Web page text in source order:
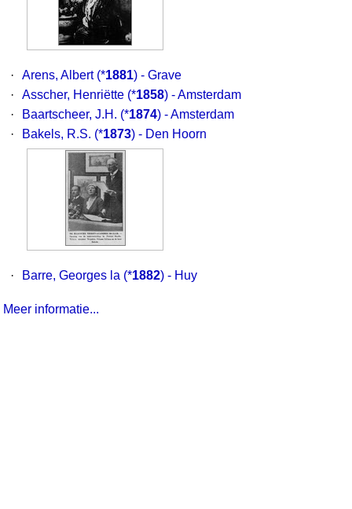
· Arens, Albert (*1881) - Grave
·
Asscher, Henriëtte (*1858) - Amsterdam
·
Baartscheer, J.H. (*1874) - Amsterdam
·
Bakels, R.S. (*1873) - Den Hoorn
· Barre, Georges la (*1882) - Huy
Meer informatie...